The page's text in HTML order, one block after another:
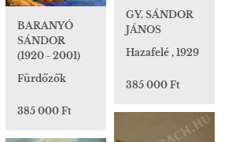
GY. SÁNDOR
JÁNOS
Hazafelé , 1929
385 000 Ft
BARANYÓ
SÁNDOR
(1920 - 2001)
Fürdőzők
385 000 Ft